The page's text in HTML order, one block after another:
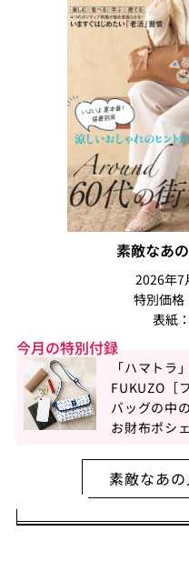
素敵なあ
2026年7
特別価格
表紙
今月の特別付録
「ハマトラ
FUKUZO［
バッグの中
お財布ポシ
素敵なあ